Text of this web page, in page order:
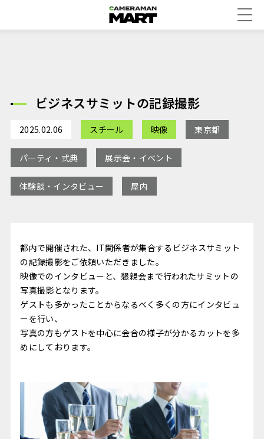
ビジネスサミットの記録撮影
2025.02.06 スチール 映像 東京都
パーティ・式典 展示会・イベント
体験談・インタビュー 屋内
都内で開催された、IT関係者が集合するビジネスサミット
の記録撮影をご依頼いただきました。
映像でのインタビューと、懇親会まで行われたサミットの
写真撮影となります。
ゲストも多かったことからなるべく多くの方にインタビュ
ーを行い、
写真の方もゲストを中心に会合の様子が分かるカットを多
めにしております。